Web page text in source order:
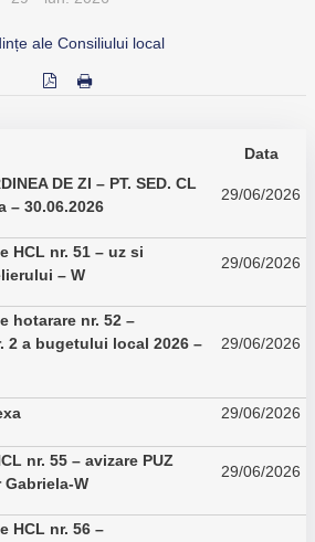
ale Consiliului local
Data
DE ZI – PT. SED. CL
– 30.06.2026
29/06/2026
HCL nr. 51 – uz si
– W
29/06/2026
hotarare nr. 52 –
2 a bugetului local 2026 –
29/06/2026
29/06/2026
nr. 55 – avizare PUZ
Gabriela-W
29/06/2026
HCL nr. 56 –